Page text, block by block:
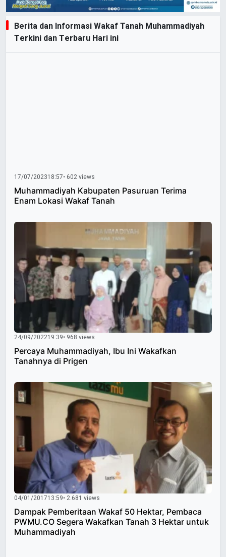
Berita dan Informasi Wakaf Tanah Muhammadiyah
Terkini dan Terbaru Hari ini
17/07/202318:57• 602 views
Muhammadiyah Kabupaten Pasuruan Terima
Enam Lokasi Wakaf Tanah
24/09/202219:39• 968 views
Percaya Muhammadiyah, Ibu Ini Wakafkan
Tanahnya di Prigen
04/01/201713:59• 2.681 views
Dampak Pemberitaan Wakaf 50 Hektar, Pembaca
PWMU.CO Segera Wakafkan Tanah 3 Hektar untuk
Muhammadiyah